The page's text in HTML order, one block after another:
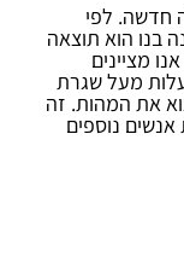
חדשה. לפי
הוא תוצאה
מציינים
מעל שגרת
את המהות. זה
נוספים